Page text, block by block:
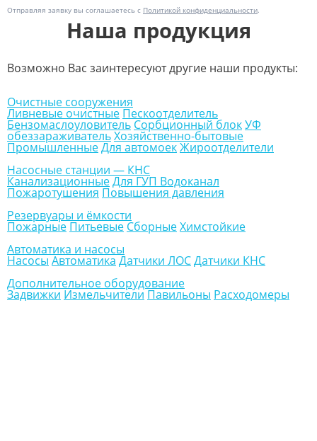
Отправляя заявку вы соглашаетесь с Политикой конфиденциальности.
Наша продукция
Возможно Вас заинтересуют другие наши продукты:
Очистные сооружения
Ливневые очистные Пескоотделитель
Бензомаслоуловитель Сорбционный блокУФ
обеззараживательХозяйственно-бытовые
ПромышленныеДля автомоекЖироотделители
Насосные станции — КНС
КанализационныеДля ГУП Водоканал
Пожаротушения Повышения давления
Резервуары и ёмкости
Пожарные Питьевые СборныеХимстойкие
Автоматика и насосы
Насосы Автоматика Датчики ЛОСДатчики КНС
Дополнительное оборудование
Задвижки Измельчители Павильоны Расходомеры